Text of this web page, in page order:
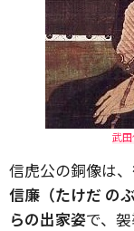
武
信虎公の銅像は
信廉（たけだ の
らの出家姿で、